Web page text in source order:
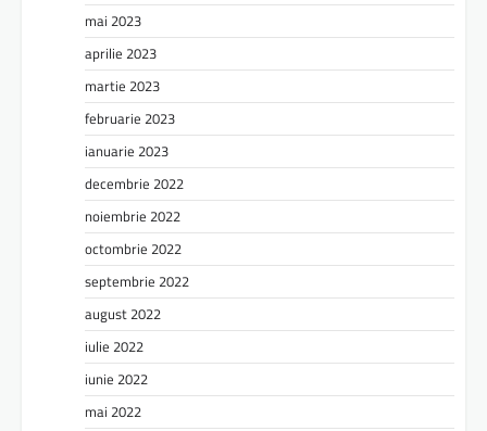
mai 2023
aprilie 2023
martie 2023
februarie 2023
ianuarie 2023
decembrie 2022
noiembrie 2022
octombrie 2022
septembrie 2022
august 2022
iulie 2022
iunie 2022
mai 2022